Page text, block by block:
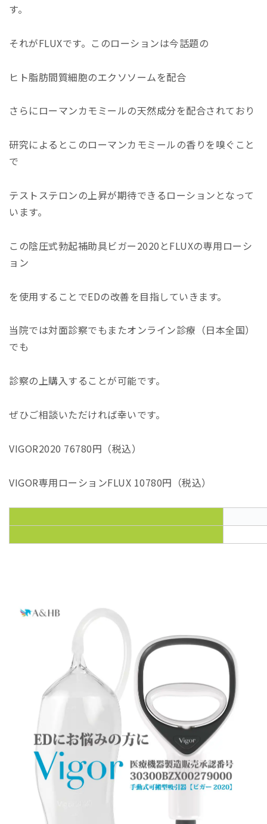
す。
それがFLUXです。このローションは今話題の
ヒト脂肪間質細胞のエクソソームを配合
さらにローマンカモミールの天然成分を配合されており
研究によるとこのローマンカモミールの香りを嗅ぐこと
で
テストステロンの上昇が期待できるローションとなって
います。
この陰圧式勃起補助具ビガー2020とFLUXの専用ローシ
ョン
を使用することでEDの改善を目指していきます。
当院では対面診察でもまたオンライン診療（日本全国）
でも
診察の上購入することが可能です。
ぜひご相談いただければ幸いです。
VIGOR2020 76780円（税込）
VIGOR専用ローションFLUX 10780円（税込）